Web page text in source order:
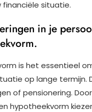
financiële situatie.
in je
is het essentieel
op lange termijn.
of pensionering.
hypotheekvorm